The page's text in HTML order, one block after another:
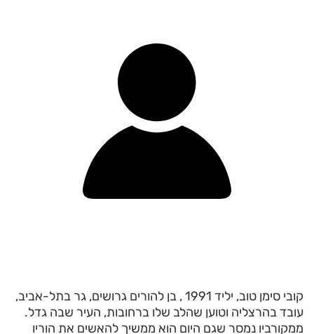
קובי סימן טוב, יליד 1991 , בן להורים גרושים, גר בתל-אביב,
עובד בהרצליה וטוען שהלב שלו ברחובות, העיר שבה גדל.
ממקורביו נמסר שגם היום הוא ממשיך להאשים את הוריו